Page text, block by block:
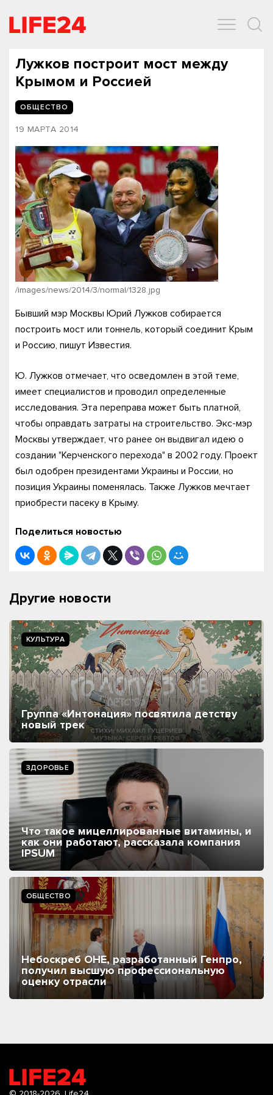
Лужков построит мост между
Крымом и Россией
ОБЩЕСТВО
19 МАРТА 2014
/images/news/2014/3/normal/1328.jpg
Бывший мэр Москвы Юрий Лужков собирается
построить мост или тоннель, который соединит Крым
и Россию, пишут Известия.
Ю. Лужков отмечает, что осведомлен в этой теме,
имеет специалистов и проводил определенные
исследования. Эта переправа может быть платной,
чтобы оправдать затраты на строительство. Экс-мэр
Москвы утверждает, что ранее он выдвигал идею о
создании "Керченского перехода" в 2002 году. Проект
был одобрен президентами Украины и России, но
позиция Украины поменялась. Также Лужков мечтает
приобрести пасеку в Крыму.
Поделиться новостью
Другие новости
КУЛЬТУРА
Группа «Интонация» посвятила детству
новый трек
ЗДОРОВЬЕ
Что такое мицеллированные витамины, и
как они работают, рассказала компания
IPSUM
ОБЩЕСТВО
Небоскреб ОНЕ, разработанный Генпро,
получил высшую профессиональную
оценку отрасли